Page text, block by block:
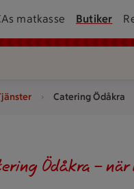
matkasse Butiker
Catering Ödåkra
Ödåkra –